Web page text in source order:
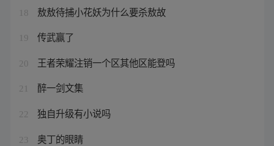
18 敖敖待捕小花妖为什么要杀敖故
19 传武赢了
20 王者荣耀注销一个区其他区能登吗
21 醉一剑文集
22 独自升级有小说吗
23 奥丁的眼睛